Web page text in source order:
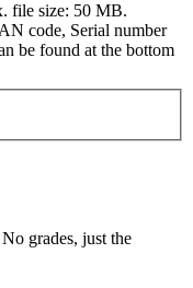
file size: 50 MB.
code, Serial number
be found at the bottom
grades, just the